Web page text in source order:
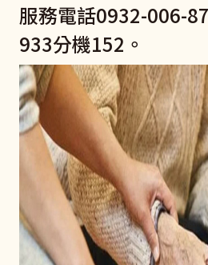
服務電話0932-006-
933分機152。